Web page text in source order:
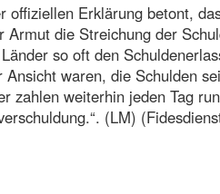
Erklärung betont,
die Streichung der
so oft den
waren, die Schulden
zahlen weiterhin jeden Tag
(LM)